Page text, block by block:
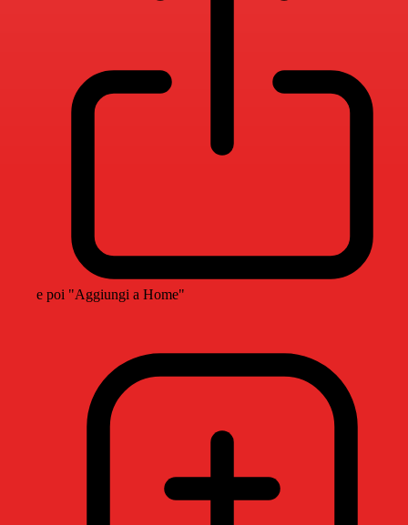
e poi "Aggiungi a Home"